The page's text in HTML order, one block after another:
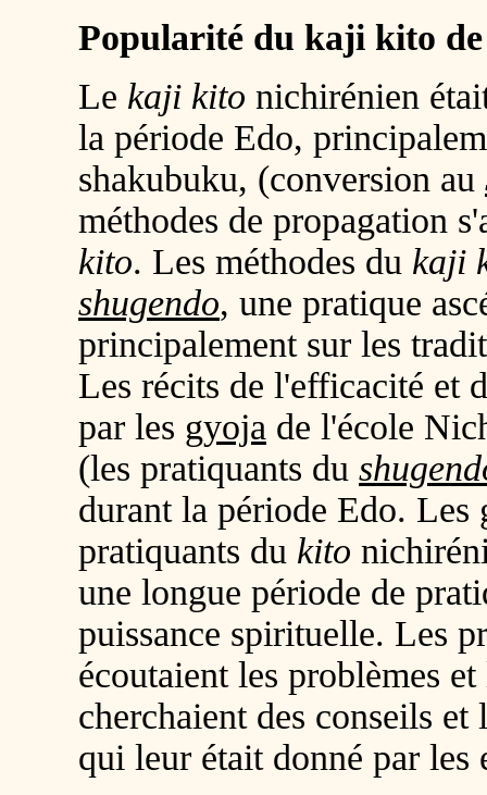
Popularité du kaji kito
Le kaji kito nichirénien
la période Edo,
shakubuku, (conversion au
méthodes de propagation
kito. Les méthodes du kaji
shugendo, une pratique
principalement sur les
Les récits de l'efficacité et
par les gyoja de l'école
(les pratiquants du
durant la période Edo. Les
pratiquants du kito
une longue période de
puissance spirituelle. Les
écoutaient les problèmes
cherchaient des conseils
qui leur était donné par les